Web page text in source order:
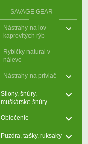
SAVAGE GEAR
Nástrahy na lov
kaprovitých rýb
Rybičky natural v
náleve
Nástrahy na prívlač
Silony, šnúry,
muškárske šnúry
Oblečenie
Puzdra, tašky, ruksaky